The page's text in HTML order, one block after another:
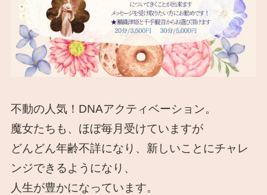
不動の人気！DNAアクティベーション。
魔女たちも、ほぼ毎月受けていますが
どんどん年齢不詳になり、新しいことにチャレ
ンジできるようになり、
人生が豊かになっています。